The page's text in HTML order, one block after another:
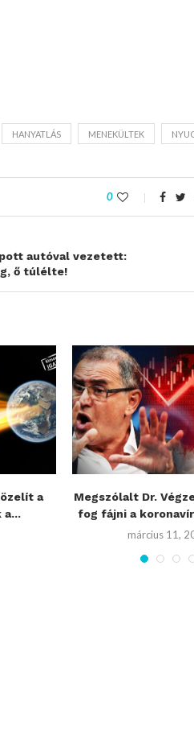
HANYATLÁS MENEKÜLTEK
0
autóval vezetett:
ő túlélte!
a
a...
Megszólalt Dr.
fog fájni a
március 11,